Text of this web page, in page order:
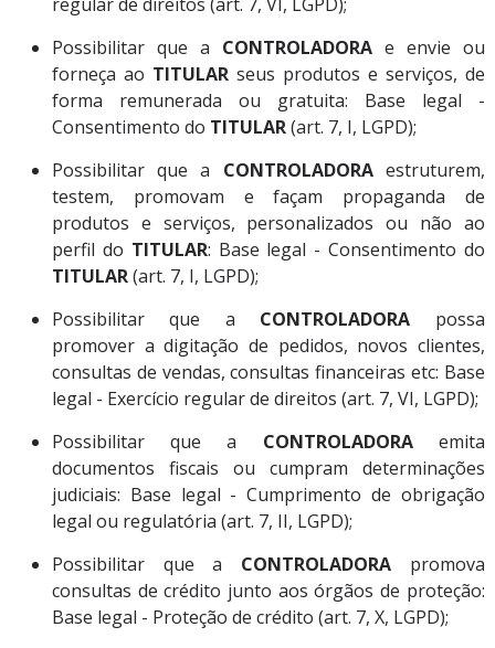
Possibilitar que a CONTROLADORAe envie ou
forneça ao TITULARseus produtos e serviços, de
forma remunerada ou gratuita: Base legal -
Consentimento do TITULAR(art. 7, I, LGPD);
Possibilitar que a CONTROLADORAestruturem,
testem, promovam e façam propaganda de
produtos e serviços, personalizados ou não ao
perfil do TITULAR: Base legal - Consentimento do
TITULAR(art. 7, I, LGPD);
Possibilitar que a CONTROLADORA possa
promover a digitação de pedidos, novos clientes,
consultas de vendas, consultas financeiras etc: Base
legal - Exercício regular de direitos (art. 7, VI, LGPD);
Possibilitar que a CONTROLADORAemita
documentos fiscais ou cumpram determinações
judiciais: Base legal - Cumprimento de obrigação
legal ou regulatória (art. 7, II, LGPD);
Possibilitar que a CONTROLADORA promova
consultas de crédito junto aos órgãos de proteção:
Base legal - Proteção de crédito (art. 7, X, LGPD);